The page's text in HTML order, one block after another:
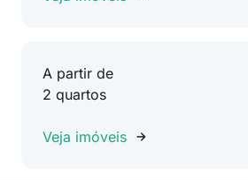
A partir de
2 quartos
Veja imóveis